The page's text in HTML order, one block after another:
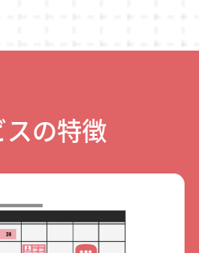
の特徴